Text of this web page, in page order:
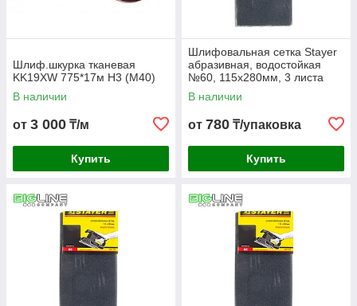
Шлиф.шкурка тканевая
KK19XW 775*17м Н3 (М40)
В наличии
от 3 000 ₸/м
Купить
Шлифовальная сетка Stayer
абразивная, водостойкая
№60, 115х280мм, 3 листа
(10)
В наличии
от 780 ₸/упаковка
Купить